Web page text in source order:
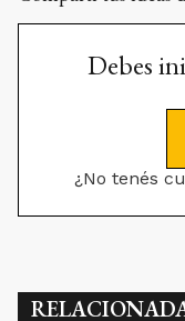
Debes
¿No tenés